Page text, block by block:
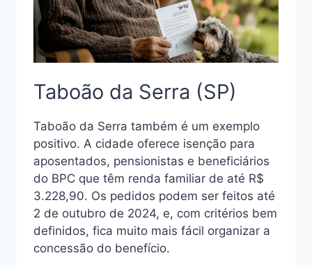
Taboão da Serra (SP)
Taboão da Serra também é um exemplo
positivo. A cidade oferece isenção para
aposentados, pensionistas e beneficiários
do BPC que têm renda familiar de até R$
3.228,90. Os pedidos podem ser feitos até
2 de outubro de 2024, e, com critérios bem
definidos, fica muito mais fácil organizar a
concessão do benefício.